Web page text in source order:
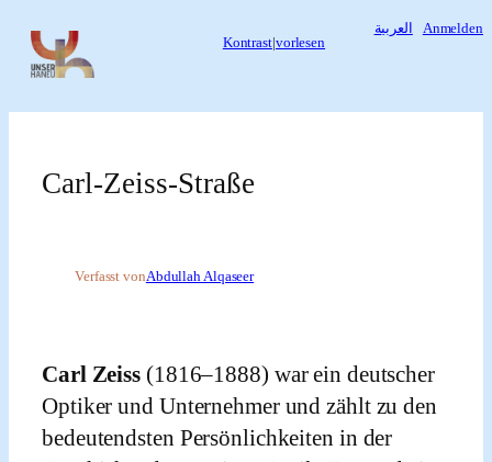
Inhalt
springen
Kontrast| vorlesen
العربية Anmelden
Carl-Zeiss-Straße
Verfasst vonAbdullah Alqaseer
Carl Zeiss (1816–1888) war ein deutscher
Optiker und Unternehmer und zählt zu den
bedeutendsten Persönlichkeiten in der